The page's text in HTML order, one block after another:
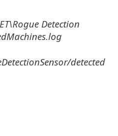
Detection
detected